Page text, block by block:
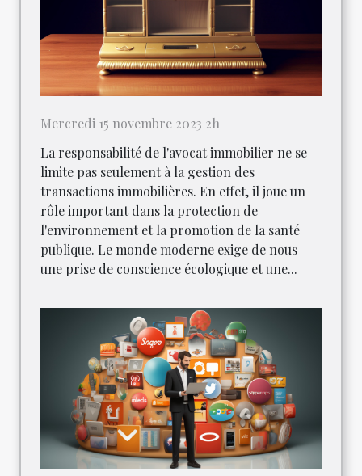
Mercredi 15 novembre 2023 2h
La responsabilité de l'avocat immobilier ne se
limite pas seulement à la gestion des
transactions immobilières. En effet, il joue un
rôle important dans la protection de
l'environnement et la promotion de la santé
publique. Le monde moderne exige de nous
une prise de conscience écologique et une...